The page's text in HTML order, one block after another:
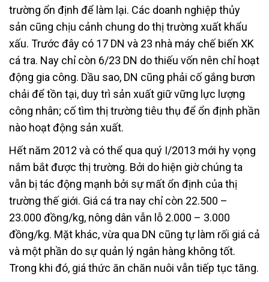
trường ổn định để làm lại. Các doanh nghiệp thủy
sản cũng chịu cảnh chung do thị trường xuất khẩu
xấu. Trước đây có 17 DN và 23 nhà máy chế biến XK
cá tra. Nay chỉ còn 6/23 DN do thiếu vốn nên chỉ hoạt
động gia công. Dầu sao, DN cũng phải cố gắng bươn
chải để tồn tại, duy trì sản xuất giữ vững lực lượng
công nhân; cố tìm thị trường tiêu thụ để ổn định phần
nào hoạt động sản xuất.
Hết năm 2012 và có thể qua quý I/2013 mới hy vọng
nắm bắt được thị trường. Bởi do hiện giờ chúng ta
vẫn bị tác động mạnh bởi sự mất ổn định của thị
trường thế giới. Giá cá tra nay chỉ còn 22.500 –
23.000 đồng/kg, nông dân vẫn lỗ 2.000 – 3.000
đồng/kg. Mặt khác, vừa qua DN cũng tự làm rối giá cả
và một phần do sự quản lý ngân hàng không tốt.
Trong khi đó, giá thức ăn chăn nuôi vẫn tiếp tục tăng.